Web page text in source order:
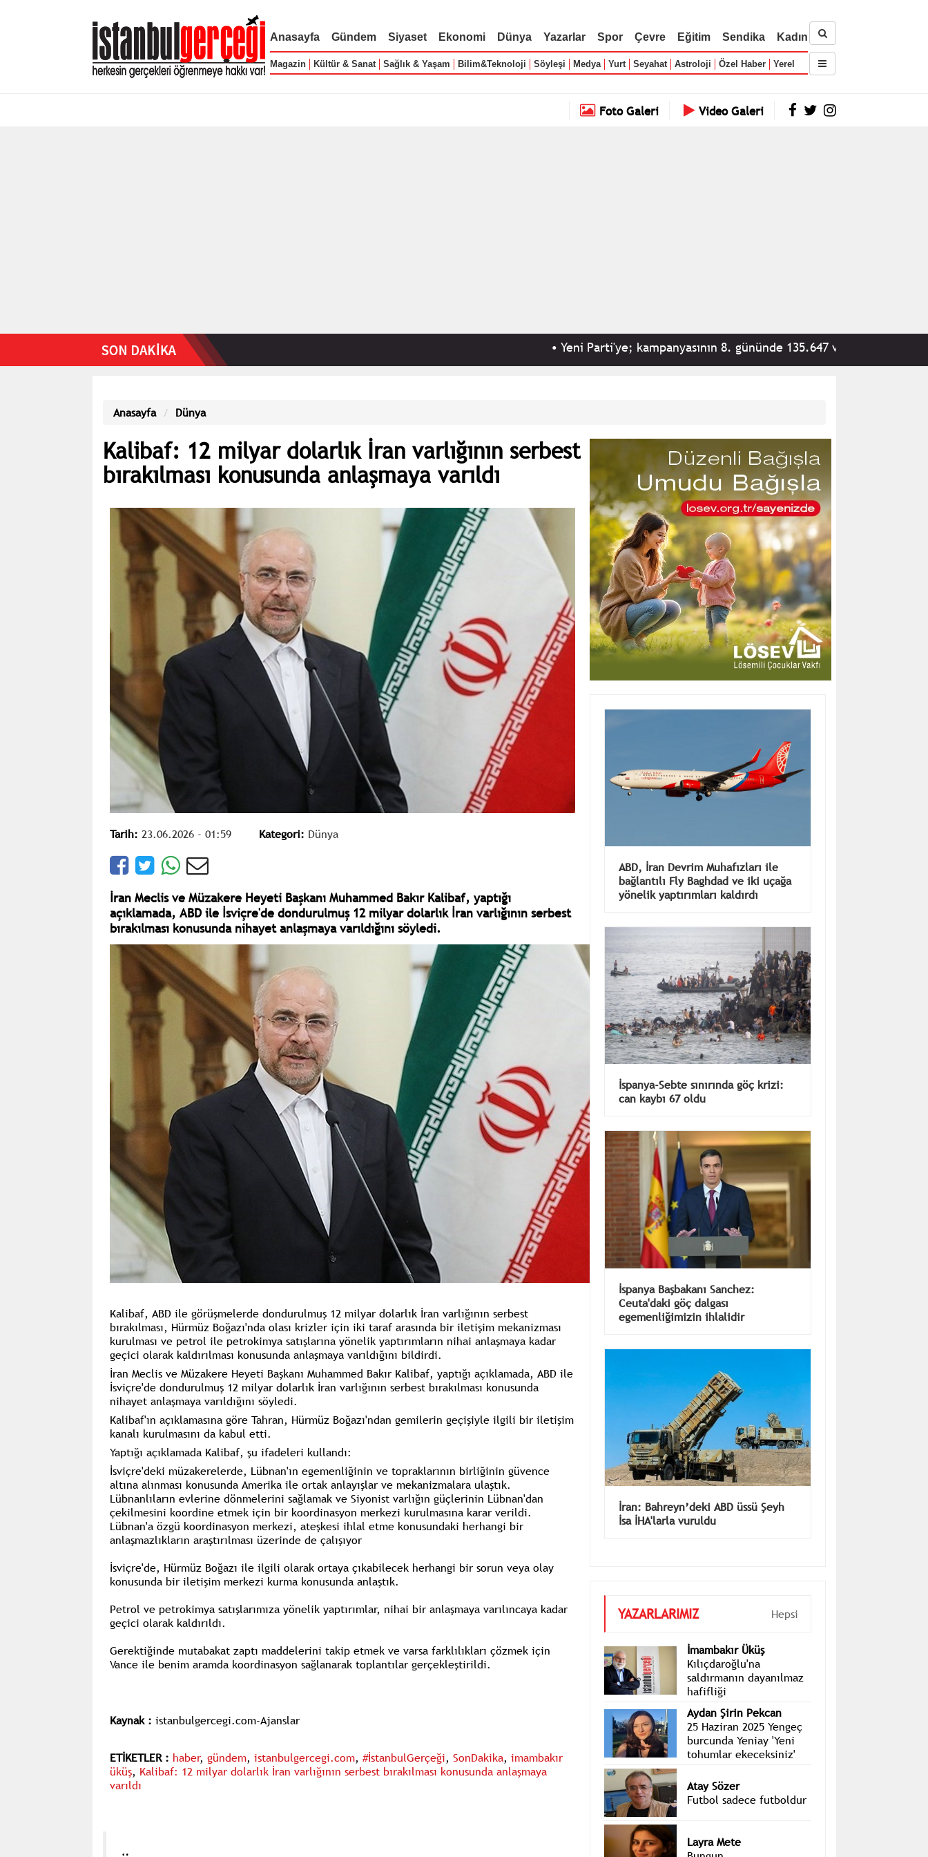
Anasayfa Gündem Siyaset Ekonomi Dünya Yazarlar Spor Çevre Eğitim Sendika Kadın
Magazin Kültür & Sanat Sağlık & Yaşam Bilim&Teknoloji Söyleşi Medya Yurt Seyahat Astroloji Özel Haber Yerel
Foto Galeri Video Galeri
Yeni Parti'ye; kampanyasının 8. gününde 135.647 vatandaş tarafından
Anasayfa Dünya
Kalibaf: 12 milyar dolarlık İran varlığının serbest
bırakılması konusunda anlaşmaya varıldı
Tarih: 23.06.2026 - 01:59 Kategori: Dünya
İran Meclis ve Müzakere Heyeti Başkanı Muhammed Bakır Kalibaf, yaptığı
açıklamada, ABD ile İsviçre'de dondurulmuş 12 milyar dolarlık İran varlığının serbest
bırakılması konusunda nihayet anlaşmaya varıldığını söyledi.
Kalibaf, ABD ile görüşmelerde dondurulmuş 12 milyar dolarlık İran varlığının serbest
bırakılması, Hürmüz Boğazı'nda olası krizler için iki taraf arasında bir iletişim mekanizması
kurulması ve petrol ile petrokimya satışlarına yönelik yaptırımların nihai anlaşmaya kadar
geçici olarak kaldırılması konusunda anlaşmaya varıldığını bildirdi.
İran Meclis ve Müzakere Heyeti Başkanı Muhammed Bakır Kalibaf, yaptığı açıklamada, ABD ile
İsviçre'de dondurulmuş 12 milyar dolarlık İran varlığının serbest bırakılması konusunda
nihayet anlaşmaya varıldığını söyledi.
Kalibaf'ın açıklamasına göre Tahran, Hürmüz Boğazı'ndan gemilerin geçişiyle ilgili bir iletişim
kanalı kurulmasını da kabul etti.
Yaptığı açıklamada Kalibaf, şu ifadeleri kullandı:
İsviçre'deki müzakerelerde, Lübnan'ın egemenliğinin ve topraklarının birliğinin güvence
altına alınması konusunda Amerika ile ortak anlayışlar ve mekanizmalara ulaştık.
Lübnanlıların evlerine dönmelerini sağlamak ve Siyonist varlığın güçlerinin Lübnan'dan
çekilmesini koordine etmek için bir koordinasyon merkezi kurulmasına karar verildi.
Lübnan'a özgü koordinasyon merkezi, ateşkesi ihlal etme konusundaki herhangi bir
anlaşmazlıkların araştırılması üzerinde de çalışıyor
İsviçre'de, Hürmüz Boğazı ile ilgili olarak ortaya çıkabilecek herhangi bir sorun veya olay
konusunda bir iletişim merkezi kurma konusunda anlaştık.
Petrol ve petrokimya satışlarımıza yönelik yaptırımlar, nihai bir anlaşmaya varılıncaya kadar
geçici olarak kaldırıldı.
Gerektiğinde mutabakat zaptı maddelerini takip etmek ve varsa farklılıkları çözmek için
Vance ile benim aramda koordinasyon sağlanarak toplantılar gerçekleştirildi.
Kaynak : istanbulgercegi.com-Ajanslar
ETİKETLER : haber, gündem, istanbulgercegi.com, #İstanbulGerçeği, SonDakika, imambakır
üküş, Kalibaf: 12 milyar dolarlık İran varlığının serbest bırakılması konusunda anlaşmaya
varıldı
ABD, İran Devrim Muhafızları ile
bağlantılı Fly Baghdad ve iki uçağa
İspanya-Sebte sınırında göç krizi:
İspanya Başbakanı Sanchez:
Ceuta'daki göç dalgası
İran: Bahreyn’deki ABD üssü Şeyh
İmambakır Üküş
Kılıçdaroğlu'na
saldırmanın dayanılmaz
hafifliği
Aydan Şirin Pekcan
25 Haziran 2025 Yengeç
burcunda Yeniay 'Yeni
Atay Sözer